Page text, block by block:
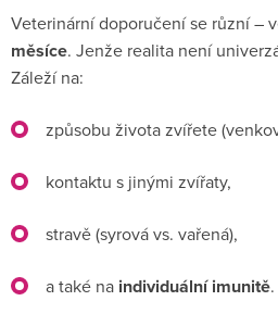
Veterinární doporučení se různí –
měsíce. Jenže realita není
Záleží na:
způsobu života zvířete
kontaktu s jinými zvířaty,
stravě (syrová vs. vařená),
a také na individuální imunitě.